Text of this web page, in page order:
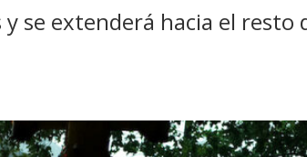
se extenderá hacia el